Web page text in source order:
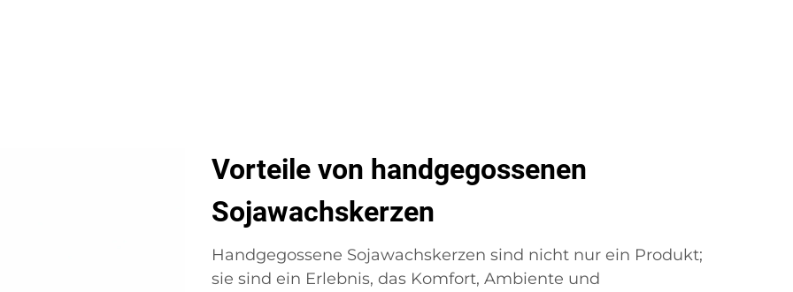
Vorteile von handgegossenen
Sojawachskerzen
Handgegossene Sojawachskerzen sind nicht nur ein Produkt;
sie sind ein Erlebnis, das Komfort, Ambiente und